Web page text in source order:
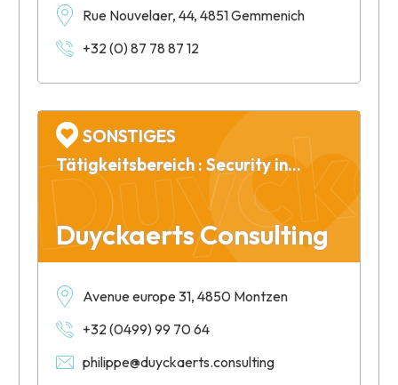
Rue Nouvelaer, 44, 4851 Gemmenich
+32 (0) 87 78 87 12
Duyckaerts Consulting
SONSTIGES
Tätigkeitsbereich : Security informatique
Avenue europe 31, 4850 Montzen
+32 (0499) 99 70 64
philippe@duyckaerts.consulting